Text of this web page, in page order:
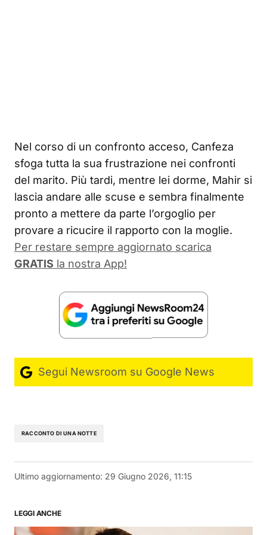
Nel corso di un confronto acceso, Canfeza
sfoga tutta la sua frustrazione nei confronti
del marito. Più tardi, mentre lei dorme, Mahir si
lascia andare alle scuse e sembra finalmente
pronto a mettere da parte l’orgoglio per
provare a ricucire il rapporto con la moglie.
Per restare sempre aggiornato scarica
GRATIS la nostra App!
Segui Newsroom su Google News
RACCONTO DI UNA NOTTE
Ultimo aggiornamento: 29 Giugno 2026, 11:15
LEGGI ANCHE